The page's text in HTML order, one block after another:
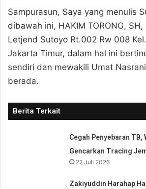
Sampurasun, Saya yang menulis
dibawah ini, HAKIM TORONG,
Letjend Sutoyo Rt.002 Rw 008
Jakarta Timur, dalam hal ini
sendiri dan mewakili Umat
berada.
Berita Terkait
Cegah Penyebaran TB,
Gencarkan Tracing
22 Juli 2026
Zakiyuddin Harahap